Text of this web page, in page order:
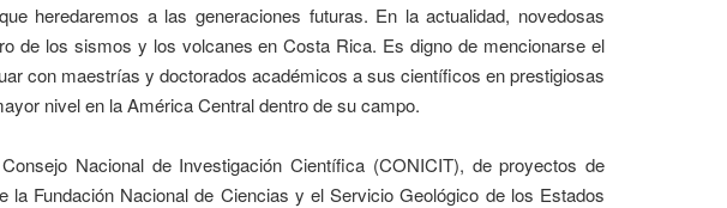
heredaremos a las generaciones futuras. En la actualidad, novedosas
de los sismos y los volcanes en Costa Rica. Es digno de mencionarse el
con maestrías y doctorados académicos a sus científicos en prestigiosas
nivel en la América Central dentro de su campo.
Nacional de Investigación Científica (CONICIT), de proyectos de
Fundación Nacional de Ciencias y el Servicio Geológico de los Estados